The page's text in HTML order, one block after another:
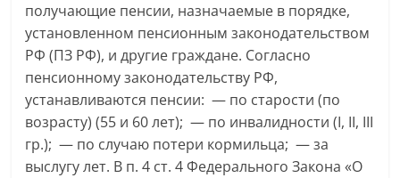
получающие пенсии, назначаемые в порядке,
установленном пенсионным законодательством
РФ (ПЗ РФ), и другие граждане. Согласно
пенсионному законодательству РФ,
устанавливаются пенсии: — по старости (по
возрасту) (55 и 60 лет); — по инвалидности (I, II, III
гр.); — по случаю потери кормильца; — за
выслугу лет. В п. 4 ст. 4 Федерального Закона «О